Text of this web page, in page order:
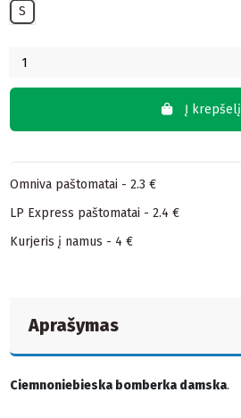
S
Į krepšelį
Omniva paštomatai - 2.3 €
LP Express paštomatai - 2.4 €
Kurjeris į namus - 4 €
Aprašymas
Ciemnoniebieska bomberka damska.